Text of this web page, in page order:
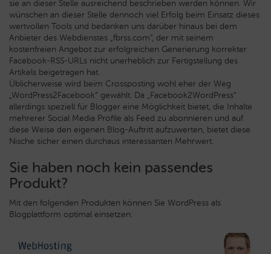
sie an dieser Stelle ausreichend beschrieben werden können. Wir
wünschen an dieser Stelle dennoch viel Erfolg beim Einsatz dieses
wertvollen Tools und bedanken uns darüber hinaus bei dem
Anbieter des Webdienstes „fbrss.com“, der mit seinem
kostenfreien Angebot zur erfolgreichen Generierung korrekter
Facebook-RSS-URLs nicht unerheblich zur Fertigstellung des
Artikels beigetragen hat.
Üblicherweise wird beim Crossposting wohl eher der Weg
„WordPress2Facebook“ gewählt. Da „Facebook2WordPress“
allerdings speziell für Blogger eine Möglichkeit bietet, die Inhalte
mehrerer Social Media Profile als Feed zu abonnieren und auf
diese Weise den eigenen Blog-Auftritt aufzuwerten, bietet diese
Nische sicher einen durchaus interessanten Mehrwert.
Sie haben noch kein passendes
Produkt?
Mit den folgenden Produkten können Sie WordPress als
Blogplattform optimal einsetzen: